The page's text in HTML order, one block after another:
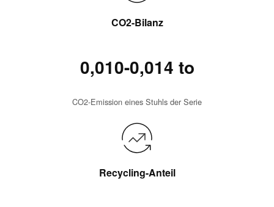
CO2-Bilanz
0,010-0,014 to
CO2-Emission eines Stuhls der Serie
Recycling-Anteil